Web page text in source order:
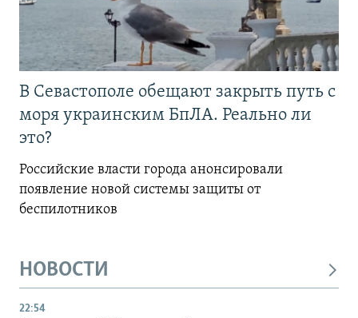
В Севастополе обещают закрыть путь с
моря украинским БпЛА. Реально ли
это?
Российские власти города анонсировали
появление новой системы защиты от
беспилотников
НОВОСТИ
22:54